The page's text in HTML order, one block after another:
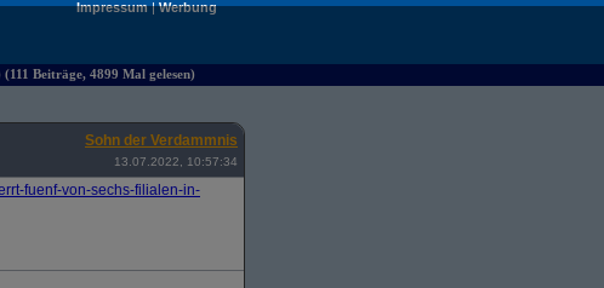
Impressum|Werbung
Beiträge, 4899 Mal gelesen)
Sohn der Verdammnis
13.07.2022, 10:57:34
fuenf-von-sechs-filialen-in-